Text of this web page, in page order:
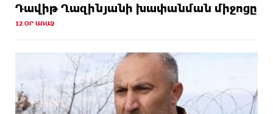
Դավիթ Ղազինյանի խափանման միջոցը
12 ՕՐ ԱՌԱՋ